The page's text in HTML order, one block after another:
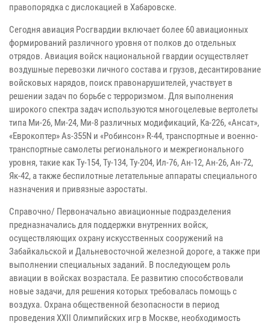
правопорядка с дислокацией в Хабаровске.
Сегодня авиация Росгвардии включает более 60 авиационных
формирований различного уровня от полков до отдельных
отрядов. Авиация войск национальной гвардии осуществляет
воздушные перевозки личного состава и грузов, десантирование
войсковых нарядов, поиск правонарушителей, участвует в
решении задач по борьбе с терроризмом. Для выполнения
широкого спектра задач используются многоцелевые вертолеты
типа Ми-26, Ми-24, Ми-8 различных модификаций, Ка-226, «Ансат»,
«Еврокоптер» Аs-355N и «Робинсон» R-44, транспортные и военно-
транспортные самолеты регионального и межрегионального
уровня, такие как Ту-154, Ту-134, Ту-204, Ил-76, Ан-12, Ан-26, Ан-72,
Як-42, а также беспилотные летательные аппараты специального
назначения и привязные аэростаты.
Справочно/ Первоначально авиационные подразделения
предназначались для поддержки внутренних войск,
осуществляющих охрану искусственных сооружений на
Забайкальской и Дальневосточной железной дороге, а также при
выполнении специальных заданий. В последующем роль
авиации в войсках возрастала. Ее развитию способствовали
новые задачи, для решения которых требовалась помощь с
воздуха. Охрана общественной безопасности в период
проведения XXII Олимпийских игр в Москве, необходимость